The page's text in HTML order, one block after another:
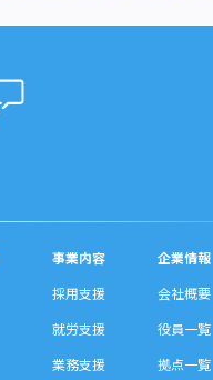
事業内容
採用支援
就労支援
業務支援
企業情報
会社概要
役員一覧
拠点一覧